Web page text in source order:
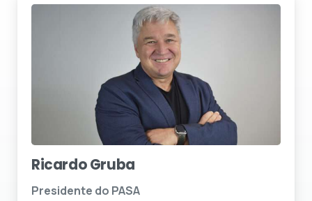
Ricardo Gruba
Presidente do PASA